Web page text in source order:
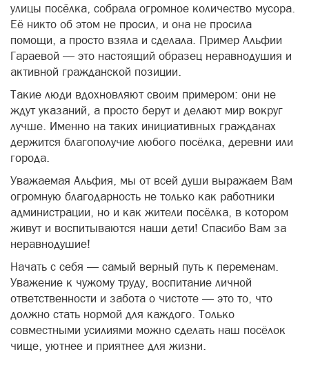
улицы посёлка, собрала огромное количество мусора.
Её никто об этом не просил, и она не просила
помощи, а просто взяла и сделала. Пример Альфии
Гараевой — это настоящий образец неравнодушия и
активной гражданской позиции.
Такие люди вдохновляют своим примером: они не
ждут указаний, а просто берут и делают мир вокруг
лучше. Именно на таких инициативных гражданах
держится благополучие любого посёлка, деревни или
города.
Уважаемая Альфия, мы от всей души выражаем Вам
огромную благодарность не только как работники
администрации, но и как жители посёлка, в котором
живут и воспитываются наши дети! Спасибо Вам за
неравнодушие!
Начать с себя — самый верный путь к переменам.
Уважение к чужому труду, воспитание личной
ответственности и забота о чистоте — это то, что
должно стать нормой для каждого. Только
совместными усилиями можно сделать наш посёлок
чище, уютнее и приятнее для жизни.